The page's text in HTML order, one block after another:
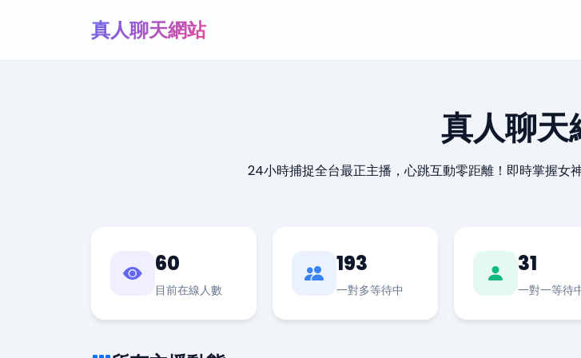
真人聊天網站
真人聊天
24小時捕捉全台最正主播，心跳互動零距離！即時掌握女
60
目前在線人數
193
一對多等待中
31
一對一等待